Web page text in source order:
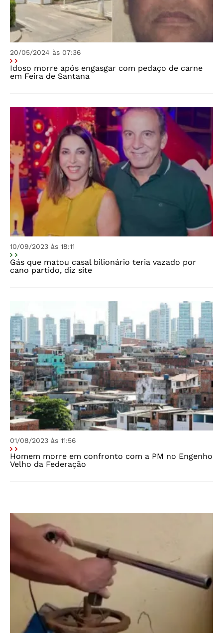
20/05/2024 às 07:36
Idoso morre após engasgar com pedaço de carne
em Feira de Santana
10/09/2023 às 18:11
Gás que matou casal bilionário teria vazado por
cano partido, diz site
01/08/2023 às 11:56
Homem morre em confronto com a PM no Engenho
Velho da Federação